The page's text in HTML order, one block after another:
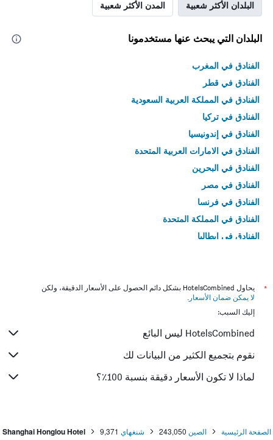
البلدان الأكثر شعبية المدن الأكثر شعبية
البلدان التي يبحث عنها مستخدمونا
الفنادق في المغرب
الفنادق في قطر
الفنادق في المملكة العربية السعودية
الفنادق في تركيا
الفنادق في إندونيسيا
الفنادق في الامارات العربية المتحدة
الفنادق في البحرين
الفنادق في مصر
الفنادق في فرنسا
الفنادق في المملكة المتحدة
الفنادق في إيطاليا
*
يحاول HotelsCombined بشكل دائم الحصول على الأسعار الدقيقة، ولكن
لا يمكن ضمان الأسعار .
إليك السبب:
HotelsCombined ليس البائع
نقوم بتجميع الكثير من البيانات لك
لماذا لا تكون الأسعار دقيقة بنسبة 100٪؟
الصفحة الرئيسية الصين 243,050 شنغهاي 9,371
Shanghai Honglou Hotel